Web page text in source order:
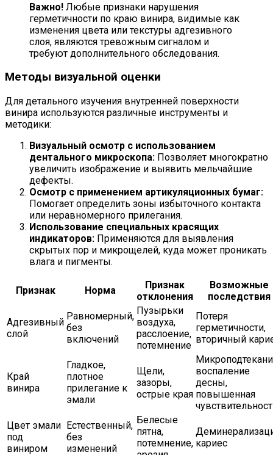
Важно! Любые признаки нарушения
герметичности по краю винира, видимые как
изменения цвета или текстуры адгезивного
слоя, являются тревожным сигналом и
требуют дополнительного обследования.
Методы визуальной оценки
Для детального изучения внутренней поверхности
винира используются различные инструменты и
методики:
Визуальный осмотр с использованием
дентального микроскопа: Позволяет многократно
увеличить изображение и выявить мельчайшие
дефекты.
Осмотр с применением артикуляционных бумаг:
Помогает определить зоны избыточного контакта
или неравномерного прилегания.
Использование специальных красящих
индикаторов: Применяются для выявления
скрытых пор и микрощелей, куда может проникать
влага и пигменты.
Признак Норма
Признак
отклонения
Возможные
последствия
Адгезивный
слой
Равномерный,
без
включений
Пузырьки
воздуха,
расслоение,
потемнение
Потеря
герметичности,
вторичный
Край
винира
Гладкое,
плотное
прилегание к
эмали
Щели,
зазоры,
острые края
воспаление
десны,
повышенная
Цвет эмали
под
виниром
Естественный,
без
изменений
Белесые
пятна,
потемнение, кариес